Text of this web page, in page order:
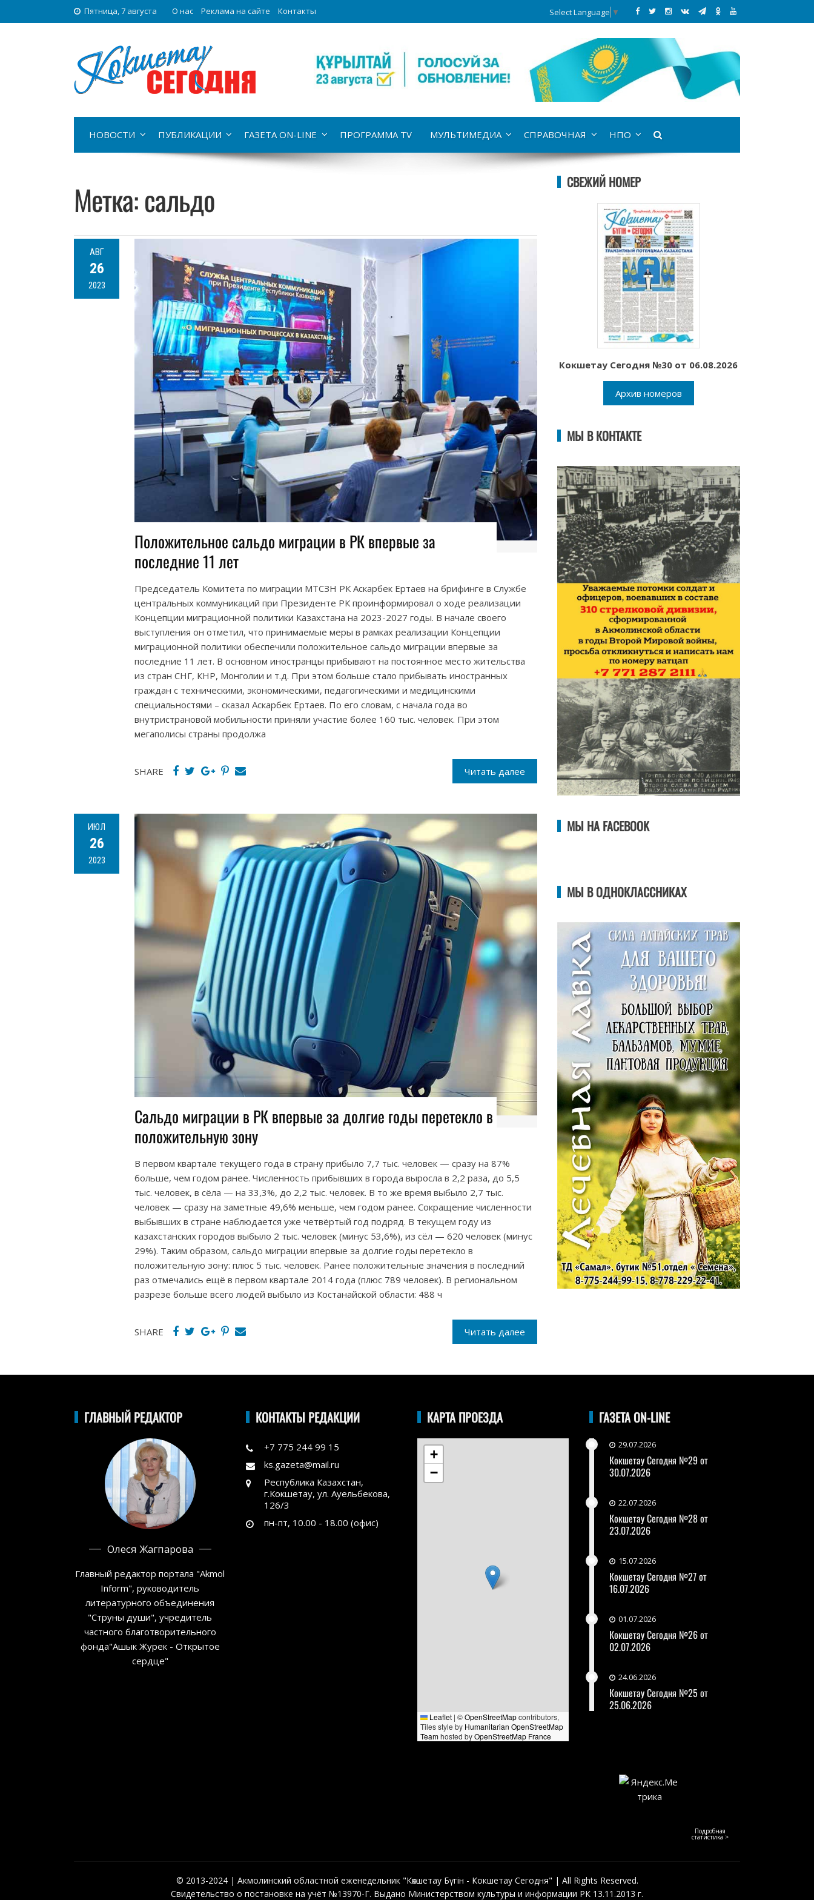
Пятница, 7 августа О нас Реклама на сайте Контакты Select Language ▼
НОВОСТИ ПУБЛИКАЦИИ ГАЗЕТА ON-LINE ПРОГРАММА TV МУЛЬТИМЕДИА СПРАВОЧНАЯ НПО
Метка:сальдо
АВГ
26
2023
Положительное сальдо миграции в РК впервые за
последние 11 лет
Председатель Комитета по миграции МТСЗН РК Аскарбек Ертаев на брифинге в Службе
центральных коммуникаций при Президенте РК проинформировал о ходе реализации
Концепции миграционной политики Казахстана на 2023-2027 годы. В начале своего
выступления он отметил, что принимаемые меры в рамках реализации Концепции
миграционной политики обеспечили положительное сальдо миграции впервые за
последние 11 лет. В основном иностранцы прибывают на постоянное место жительства
из стран СНГ, КНР, Монголии и т.д. При этом больше стало прибывать иностранных
граждан с техническими, экономическими, педагогическими и медицинскими
специальностями – сказал Аскарбек Ертаев. По его словам, с начала года во
внутристрановой мобильности приняли участие более 160 тыс. человек. При этом
мегаполисы страны продолжа
Читать далее
SHARE
ИЮЛ
26
2023
Сальдо миграции в РК впервые за долгие годы перетекло в
положительную зону
В первом квартале текущего года в страну прибыло 7,7 тыс. человек — сразу на 87%
больше, чем годом ранее. Численность прибывших в города выросла в 2,2 раза, до 5,5
тыс. человек, в сёла — на 33,3%, до 2,2 тыс. человек. В то же время выбыло 2,7 тыс.
человек — сразу на заметные 49,6% меньше, чем годом ранее. Сокращение численности
выбывших в стране наблюдается уже четвёртый год подряд. В текущем году из
казахстанских городов выбыло 2 тыс. человек (минус 53,6%), из сёл — 620 человек (минус
29%). Таким образом, сальдо миграции впервые за долгие годы перетекло в
положительную зону: плюс 5 тыс. человек. Ранее положительные значения в последний
раз отмечались ещё в первом квартале 2014 года (плюс 789 человек). В региональном
разрезе больше всего людей выбыло из Костанайской области: 488 ч
Читать далее
SHARE
СВЕЖИЙ НОМЕР
Кокшетау Сегодня №30 от 06.08.2026
Архив номеров
МЫ В КОНТАКТЕ
МЫ НА FACEBOOK
МЫ В ОДНОКЛАССНИКАХ
ГЛАВНЫЙ РЕДАКТОР
Олеся Жагпарова
Главный редактор портала "Akmol
Inform", руководитель
литературного объединения
"Струны души", учредитель
частного благотворительного
фонда"Ашык Журек - Открытое
сердце"
КОНТАКТЫ РЕДАКЦИИ
+7 775 244 99 15
ks.gazeta@mail.ru
Республика Казахстан,
г.Кокшетау, ул. Ауельбекова,
126/3
пн-пт, 10.00 - 18.00 (офис)
КАРТА ПРОЕЗДА
+
−
Leaflet | ©OpenStreetMapcontributors,
Tiles style by Humanitarian OpenStreetMap
Teamhosted byOpenStreetMap France
ГАЗЕТА ON-LINE
29.07.2026
Кокшетау Сегодня №29 от
30.07.2026
22.07.2026
Кокшетау Сегодня №28 от
23.07.2026
15.07.2026
Кокшетау Сегодня №27 от
16.07.2026
01.07.2026
Кокшетау Сегодня №26 от
02.07.2026
24.06.2026
Кокшетау Сегодня №25 от
25.06.2026
Подробная
статистика >
© 2013-2024 | Акмолинский областной еженедельник "Көкшетау Бүгін - Кокшетау Сегодня" | All Rights Reserved.
Свидетельство о постановке на учёт №13970-Г. Выдано Министерством культуры и информации РК 13.11.2013 г.